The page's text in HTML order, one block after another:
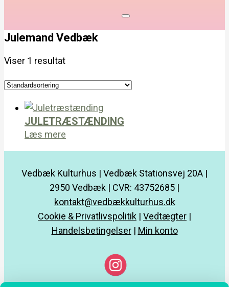
Julemand Vedbæk
Viser 1 resultat
JULETRÆSTÆNDING
Læs mere
Vedbæk Kulturhus | Vedbæk Stationsvej 20A |
2950 Vedbæk | CVR: 43752685 |
kontakt@vedbækkulturhus.dk
Cookie & Privatlivspolitik | Vedtægter |
Handelsbetingelser| Min konto